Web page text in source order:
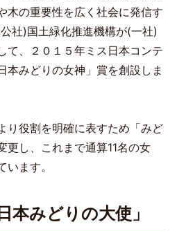
木の重要性を広く社会に発信す
社)国土緑化推進機構が(一社)
て、２０１５年ミス日本コンテ
本みどりの女神」賞を創設しま
り役割を明確に表すため「みど
更し、これまで通算11名の女
ます。
本みどりの大使」